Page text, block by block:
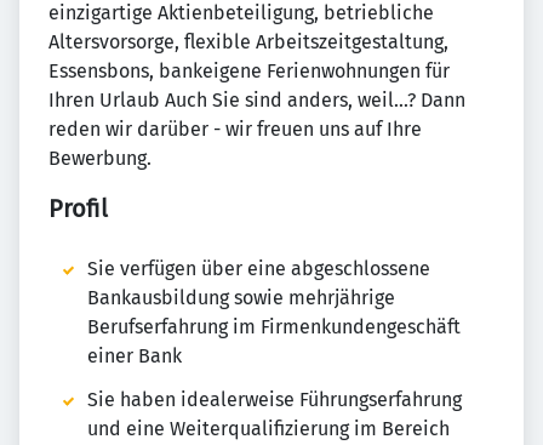
einzigartige Aktienbeteiligung, betriebliche
Altersvorsorge, flexible Arbeitszeitgestaltung,
Essensbons, bankeigene Ferienwohnungen für
Ihren Urlaub Auch Sie sind anders, weil...? Dann
reden wir darüber - wir freuen uns auf Ihre
Bewerbung.
Profil
Sie verfügen über eine abgeschlossene
Bankausbildung sowie mehrjährige
Berufserfahrung im Firmenkundengeschäft
einer Bank
Sie haben idealerweise Führungserfahrung
und eine Weiterqualifizierung im Bereich